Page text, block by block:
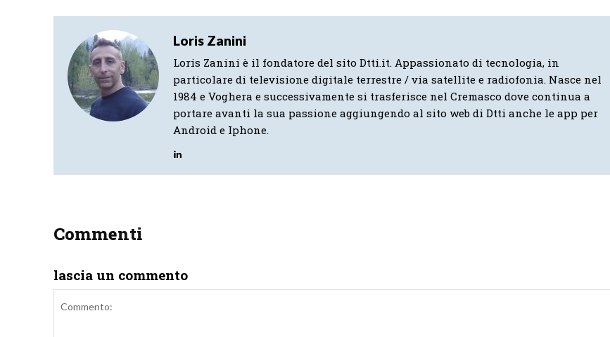
Loris Zanini
Loris Zanini è il fondatore del sito Dtti.it. Appassionato di tecnologia, in
particolare di televisione digitale terrestre / via satellite e radiofonia. Nasce nel
1984 e Voghera e successivamente si trasferisce nel Cremasco dove continua a
portare avanti la sua passione aggiungendo al sito web di Dtti anche le app per
Android e Iphone.
Commenti
lascia un commento